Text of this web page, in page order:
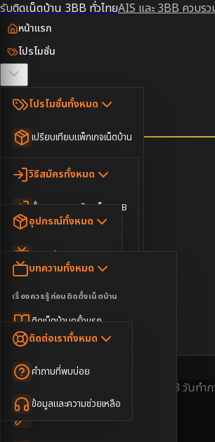
รับติดเน็ตบ้าน 3BB ทั่วไทยAIS และ 3BB ควบร
หน้าแรก
โปรโมชั่น
โปรโมชั่นทั้งหมด
เปรียบเทียบแพ็กเกจเน็ตบ้าน
เน็ตบ้าน Super Fast
เน็ตบ้าน 2Gbps
เน็ตบ้านพร้อมกล่องทีวี
เน็ตบ้าน + Netflix
เน็ตบ้าน + บริการเสริม
เน็ตบ้านแรงทุกชั้น
ตรวจสอบพื้นที่
วิธีสมัครทั้งหมด
ขั้นตอนการสมัครเน็ต 3BB
อุปกรณ์
อุปกรณ์ทั้งหมด
AIS Play Box
Dongle เน็ตสำรอง
บทความ
บทความทั้งหมด
เรื่องควรรู้ก่อนติดตั้งเน็ตบ้าน
ติดเน็ตบ้านครั้งแรก
เทคนิคขอคิวช่างได้ไว
ข่าวสาร
ติดต่อเราทั้งหมด
คำถามที่พบบ่อย
ข้อมูลและความช่วยเหลือ
🇹🇭🇬🇧
1-3 วันทำ
3BB & AIS Fibre